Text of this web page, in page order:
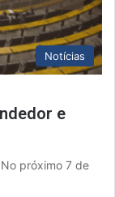
Notícias
e
próximo 7 de